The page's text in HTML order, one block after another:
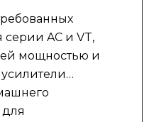
AC и VT,
мощностью и
усилители
для